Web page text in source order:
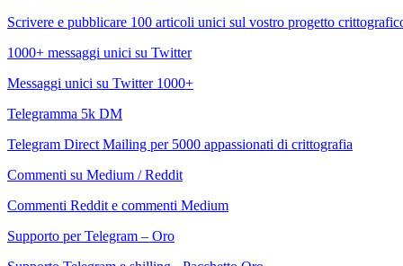
Scrivere e pubblicare 100 articoli unici sul vostro progetto
1000+ messaggi unici su Twitter
Messaggi unici su Twitter 1000+
Telegramma 5k DM
Telegram Direct Mailing per 5000 appassionati di crittografia
Commenti su Medium / Reddit
Commenti Reddit e commenti Medium
Supporto per Telegram – Oro